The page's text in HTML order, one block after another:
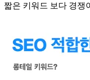
짧은 키워드 보다 경쟁